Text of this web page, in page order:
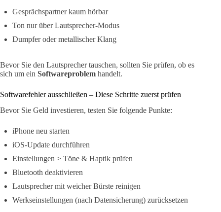
Gesprächspartner kaum hörbar
Ton nur über Lautsprecher-Modus
Dumpfer oder metallischer Klang
Bevor Sie den Lautsprecher tauschen, sollten Sie prüfen, ob es
sich um ein Softwareproblem handelt.
Softwarefehler ausschließen – Diese Schritte zuerst prüfen
Bevor Sie Geld investieren, testen Sie folgende Punkte:
iPhone neu starten
iOS-Update durchführen
Einstellungen > Töne & Haptik prüfen
Bluetooth deaktivieren
Lautsprecher mit weicher Bürste reinigen
Werkseinstellungen (nach Datensicherung) zurücksetzen